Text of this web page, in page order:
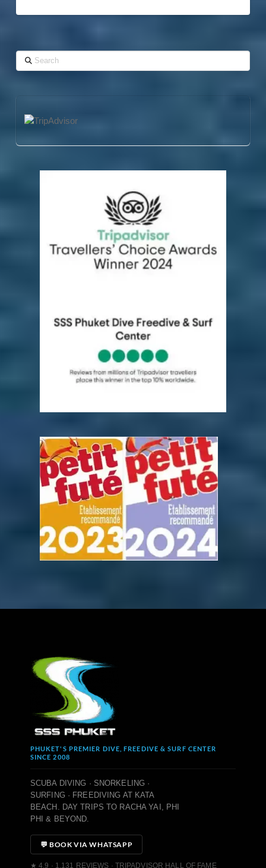
Search
PHUKET'S PREMIER DIVE, FREEDIVE & SURF CENTER
SINCE 2008
SCUBA DIVING · SNORKELING ·
SURFING · FREEDIVING AT KATA
BEACH. DAY TRIPS TO RACHA YAI, PHI
PHI & BEYOND.
💬 BOOK VIA WHATSAPP
★ 4.9 · 1,131 REVIEWS · TRIPADVISOR HALL OF FAME